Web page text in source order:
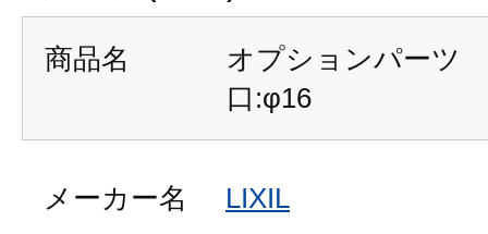
商品名
オプションパー
口:φ16
メーカー名 LIXIL